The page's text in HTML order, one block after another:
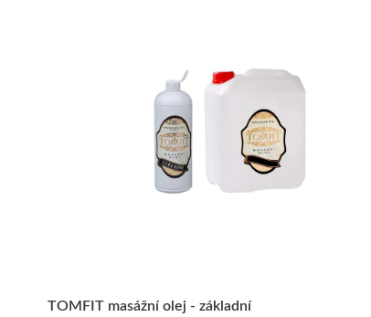
TOMFIT masážní olej - základní